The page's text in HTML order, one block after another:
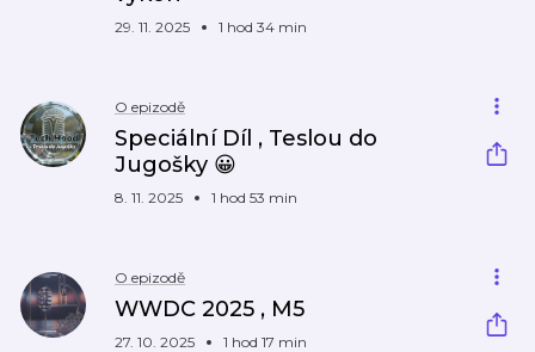
29. 11. 2025 1 hod 34 min
O epizodě
Speciální Díl , Teslou do
Jugošky 😀
8. 11. 2025 1 hod 53 min
O epizodě
WWDC 2025 , M5
27. 10. 2025 1 hod 17 min